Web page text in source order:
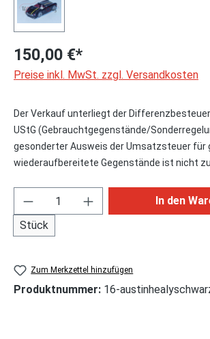
150,00 €*
Preise inkl. MwSt. zzgl. Versandkosten
Der Verkauf unterliegt der
UStG (Gebrauchtgegenstände/
gesonderter Ausweis der Umsatzsteuer für
wiederaufbereitete Gegenstände ist nicht
Produkt Anzahl: Gib den
Stück
In den
Zum Merkzettel hinzufügen
Produktnummer: 16-